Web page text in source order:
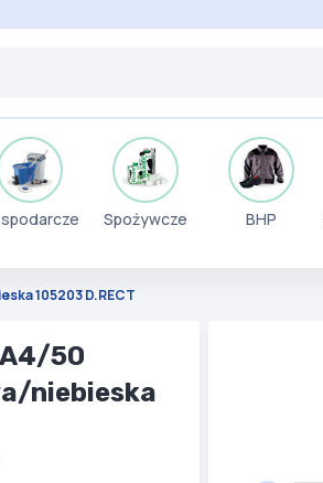
Spożywcze BHP
105203 D.RECT
A4/50
niebieska